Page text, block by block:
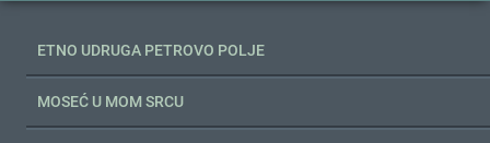
ETNO UDRUGA PETROVO POLJE
MOSEĆ U MOM SRCU